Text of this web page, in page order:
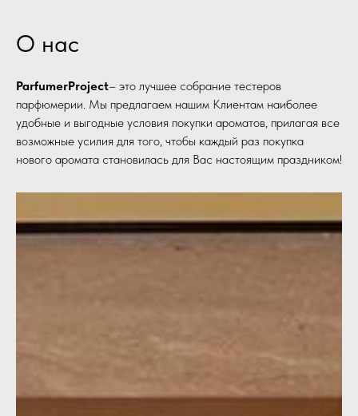
О нас
ParfumerProject– это лучшее собрание тестеров
парфюмерии. Мы предлагаем нашим Клиентам наиболее
удобные и выгодные условия покупки ароматов, прилагая все
возможные усилия для того, чтобы каждый раз покупка
нового аромата становилась для Вас настоящим праздником!